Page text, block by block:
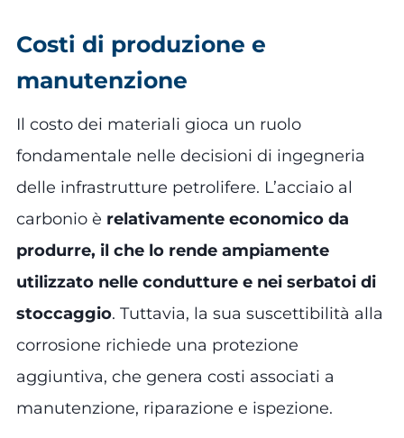
Costi di produzione e
manutenzione
Il costo dei materiali gioca un ruolo
fondamentale nelle decisioni di ingegneria
delle infrastrutture petrolifere. L’acciaio al
carbonio è relativamente economico da
produrre, il che lo rende ampiamente
utilizzato nelle condutture e nei serbatoi di
stoccaggio. Tuttavia, la sua suscettibilità alla
corrosione richiede una protezione
aggiuntiva, che genera costi associati a
manutenzione, riparazione e ispezione.